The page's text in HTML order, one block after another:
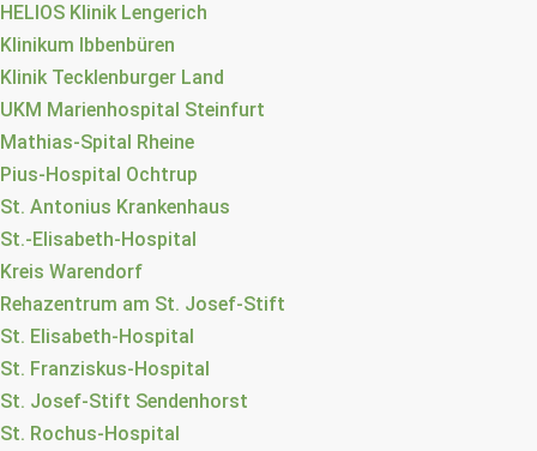
HELIOS Klinik Lengerich
Klinikum Ibbenbüren
Klinik Tecklenburger Land
UKM Marienhospital Steinfurt
Mathias-Spital Rheine
Pius-Hospital Ochtrup
St. Antonius Krankenhaus
St.-Elisabeth-Hospital
Kreis Warendorf
Rehazentrum am St. Josef-Stift
St. Elisabeth-Hospital
St. Franziskus-Hospital
St. Josef-Stift Sendenhorst
St. Rochus-Hospital